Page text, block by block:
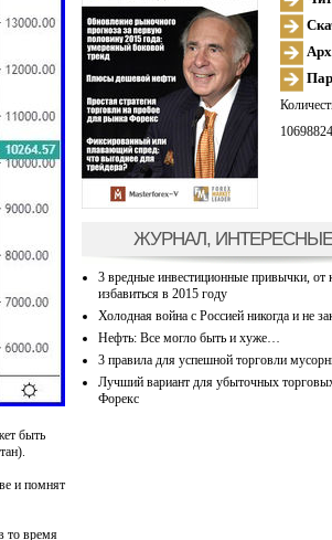
быть
и помнят
то время
10698824
ЖУРНАЛ, ИНТЕРЕСНЫЕ
3 вредные инвестиционные привычки, от
избавиться в 2015 году
Холодная война с Россией никогда и не
Нефть: Все могло быть и хуже…
3 правила для успешной торговли
Лучший вариант для убыточных
Форекс